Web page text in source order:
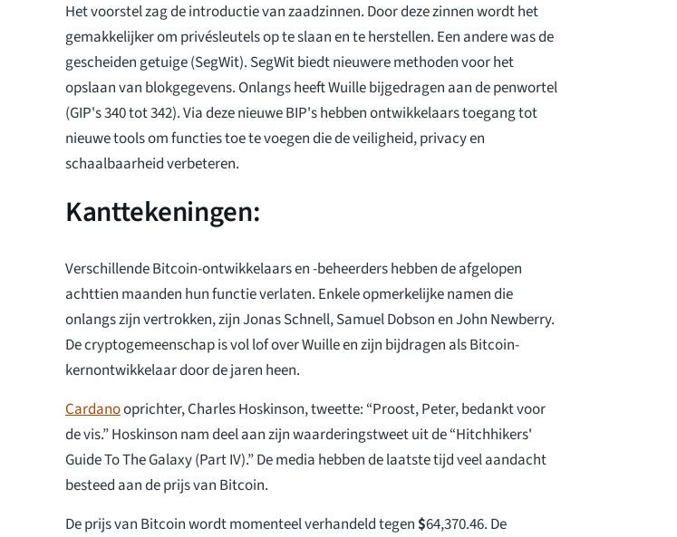
Het voorstel zag de introductie van zaadzinnen. Door deze zinnen wordt het
gemakkelijker om privésleutels op te slaan en te herstellen. Een andere was de
gescheiden getuige (SegWit). SegWit biedt nieuwere methoden voor het
opslaan van blokgegevens. Onlangs heeft Wuille bijgedragen aan de penwortel
(GIP's 340 tot 342). Via deze nieuwe BIP's hebben ontwikkelaars toegang tot
nieuwe tools om functies toe te voegen die de veiligheid, privacy en
schaalbaarheid verbeteren.
Kanttekeningen:
Verschillende Bitcoin-ontwikkelaars en -beheerders hebben de afgelopen
achttien maanden hun functie verlaten. Enkele opmerkelijke namen die
onlangs zijn vertrokken, zijn Jonas Schnell, Samuel Dobson en John Newberry.
De cryptogemeenschap is vol lof over Wuille en zijn bijdragen als Bitcoin-
kernontwikkelaar door de jaren heen.
Cardanooprichter, Charles Hoskinson, tweette: “Proost, Peter, bedankt voor
de vis.” Hoskinson nam deel aan zijn waarderingstweet uit de “Hitchhikers'
Guide To The Galaxy (Part IV).” De media hebben de laatste tijd veel aandacht
besteed aan de prijs van Bitcoin.
De prijs van Bitcoin wordt momenteel verhandeld tegen$64,370.46. De